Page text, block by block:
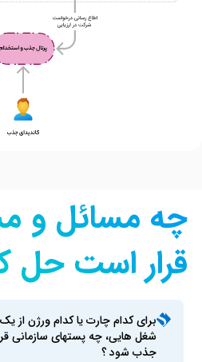
چه مسائل و
قرار است حل
برای کدام چارت یا کدام ورژن از
شغل هایی، چه پستهای سازمانی
جذب شود ؟